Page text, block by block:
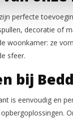
perfecte
decoratie of
woonkamer: ze
sfeer.
bij
is eenvoudig en